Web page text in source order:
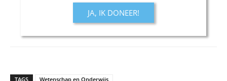
JA, IK DONEER!
TAGS Wetenschap en Onderwijs